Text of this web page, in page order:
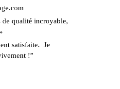
de qualité incroyable,
satisfaite. Je
!”